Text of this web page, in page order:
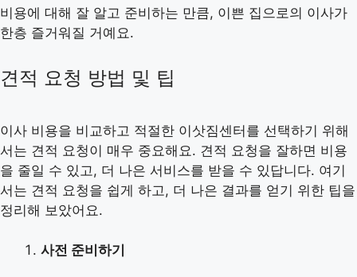
비용에 대해 잘 알고 준비하는 만큼, 이쁜 집으로의 이사가
한층 즐거워질 거예요.
견적 요청 방법 및 팁
이사 비용을 비교하고 적절한 이삿짐센터를 선택하기 위해
서는 견적 요청이 매우 중요해요. 견적 요청을 잘하면 비용
을 줄일 수 있고, 더 나은 서비스를 받을 수 있답니다. 여기
서는 견적 요청을 쉽게 하고, 더 나은 결과를 얻기 위한 팁을
정리해 보았어요.
사전 준비하기